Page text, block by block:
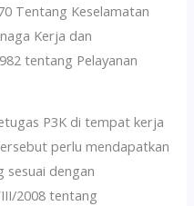
Tentang Keselamatan
Kerja dan
tentang Pelayanan
P3K di tempat kerja
perlu mendapatkan
sesuai dengan
2008 tentang